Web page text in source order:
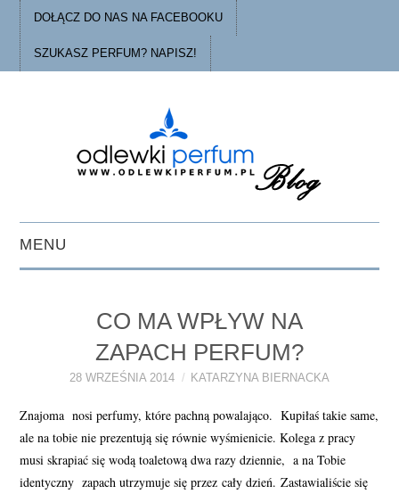
DOŁĄCZ DO NAS NA FACEBOOKU
SZUKASZ PERFUM? NAPISZ!
MENU
PORADY
O ODLEWKACH
PERFUMY FAQ
A TO CIEKAWE!
CO MA WPŁYW NA
ZAPACH PERFUM?
28 WRZEŚNIA 2014 KATARZYNA BIERNACKA
Znajoma nosi perfumy, które pachną powalająco. Kupiłaś takie same,
ale na tobie nie prezentują się równie wyśmienicie. Kolega z pracy
musi skrapiać się wodą toaletową dwa razy dziennie, a na Tobie
identyczny zapach utrzymuje się przez cały dzień. Zastawialiście się